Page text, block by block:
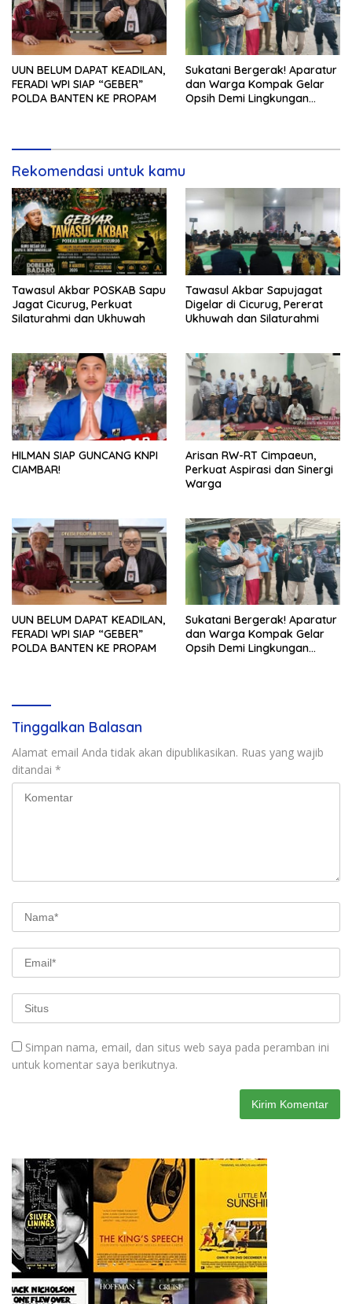
UUN BELUM DAPAT KEADILAN,
FERADI WPI SIAP “GEBER”
POLDA BANTEN KE PROPAM
Sukatani Bergerak! Aparatur
dan Warga Kompak Gelar
Opsih Demi Lingkungan
Rekomendasi untuk kamu
Tawasul Akbar POSKAB Sapu
Jagat Cicurug, Perkuat
Silaturahmi dan Ukhuwah
Tawasul Akbar Sapujagat
Digelar di Cicurug, Pererat
Ukhuwah dan Silaturahmi
HILMAN SIAP GUNCANG KNPI
CIAMBAR!
Arisan RW-RT Cimpaeun,
Perkuat Aspirasi dan Sinergi
Warga
UUN BELUM DAPAT KEADILAN,
FERADI WPI SIAP “GEBER”
POLDA BANTEN KE PROPAM
Sukatani Bergerak! Aparatur
dan Warga Kompak Gelar
Opsih Demi Lingkungan
Tinggalkan Balasan
Alamat email Anda tidak akan dipublikasikan. Ruas yang wajib
ditandai *
Simpan nama, email, dan situs web saya pada peramban ini
untuk komentar saya berikutnya.